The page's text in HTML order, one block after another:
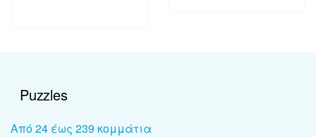
Puzzles
Από 24 έως 239 κομμάτια